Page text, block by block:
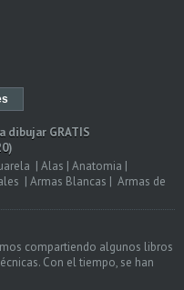
dibujar GRATIS
| Alas | Anatomia |
| Armas Blancas | Armas de
compartiendo algunos libros
Con el tiempo, se han